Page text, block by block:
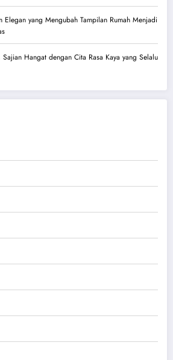
Elegan yang Mengubah Tampilan Rumah Menjadi
Hangat dengan Cita Rasa Kaya yang Selalu